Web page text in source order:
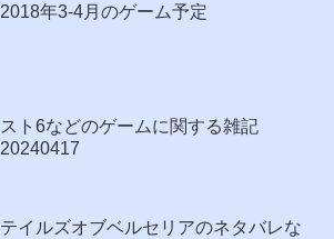
2018年3-4月のゲーム予定
スト6などのゲームに関する雑記
20240417
テイルズオブベルセリアのネタバレな